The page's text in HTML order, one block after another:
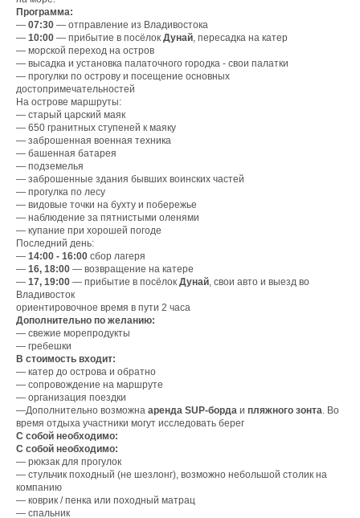
Программа:
— 07:30 — отправление из Владивостока
— 10:00 — прибытие в посёлок Дунай, пересадка на катер
— морской переход на остров
— высадка и установка палаточного городка - свои палатки
— прогулки по острову и посещение основных
достопримечательностей
На острове маршруты:
— старый царский маяк
— 650 гранитных ступеней к маяку
— заброшенная военная техника
— башенная батарея
— подземелья
— заброшенные здания бывших воинских частей
— прогулка по лесу
— видовые точки на бухту и побережье
— наблюдение за пятнистыми оленями
— купание при хорошей погоде
Последний день:
— 14:00 - 16:00 сбор лагеря
— 16, 18:00 — возвращение на катере
— 17, 19:00 — прибытие в посёлок Дунай, свои авто и выезд во
Владивосток
ориентировочное время в пути 2 часа
Дополнительно по желанию:
— свежие морепродукты
— гребешки
В стоимость входит:
— катер до острова и обратно
— сопровождение на маршруте
— организация поездки
—Дополнительно возможна аренда SUP-борда и пляжного зонта. Во
время отдыха участники могут исследовать берег
С собой необходимо:
С собой необходимо:
— рюкзак для прогулок
— стульчик походный (не шезлонг), возможно небольшой столик на
компанию
— коврик / пенка или походный матрац
— спальник